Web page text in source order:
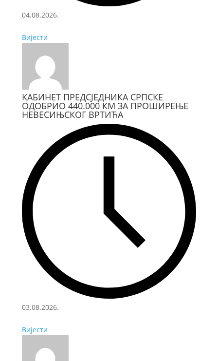
04.08.2026.
Вијести
КАБИНЕТ ПРЕДСЈЕДНИКА СРПСКЕ
ОДОБРИО 440.000 КМ ЗА ПРОШИРЕЊЕ
НЕВЕСИЊСКОГ ВРТИЋА
03.08.2026.
Вијести